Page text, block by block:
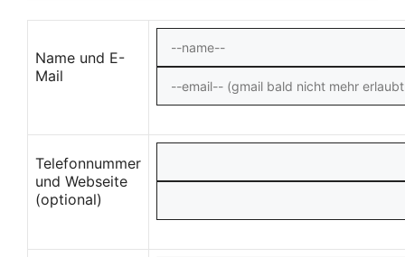
Name und E-
Mail
Telefonnummer
und Webseite
(optional)